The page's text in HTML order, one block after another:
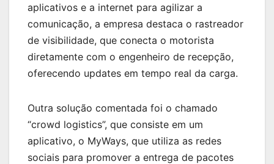
aplicativos e a internet para agilizar a
comunicação, a empresa destaca o rastreador
de visibilidade, que conecta o motorista
diretamente com o engenheiro de recepção,
oferecendo updates em tempo real da carga.
Outra solução comentada foi o chamado
“crowd logistics”, que consiste em um
aplicativo, o MyWays, que utiliza as redes
sociais para promover a entrega de pacotes